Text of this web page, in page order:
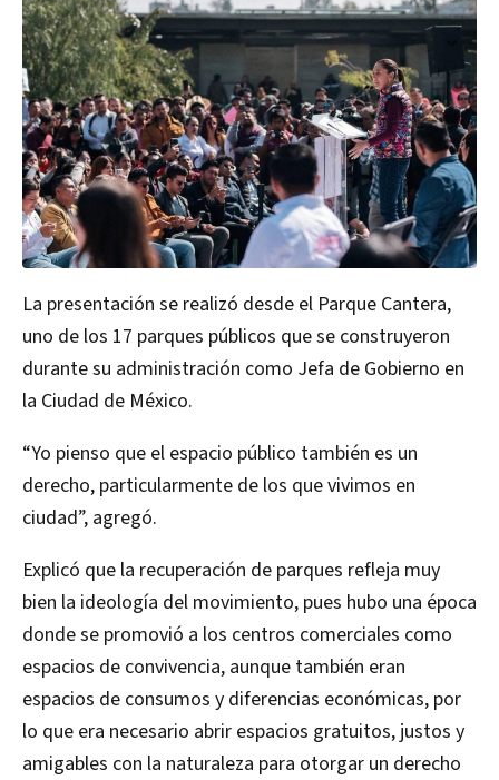
La presentación se realizó desde el Parque Cantera,
uno de los 17 parques públicos que se construyeron
durante su administración como Jefa de Gobierno en
la Ciudad de México.
“Yo pienso que el espacio público también es un
derecho, particularmente de los que vivimos en
ciudad”, agregó.
Explicó que la recuperación de parques refleja muy
bien la ideología del movimiento, pues hubo una época
donde se promovió a los centros comerciales como
espacios de convivencia, aunque también eran
espacios de consumos y diferencias económicas, por
lo que era necesario abrir espacios gratuitos, justos y
amigables con la naturaleza para otorgar un derecho